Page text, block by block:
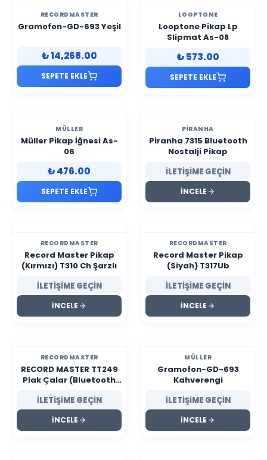
RECORDMASTER
Gramofon-GD-693 Yeşil
₺ 14,268.00
SEPETE EKLE
LOOPTONE
Looptone Pikap Lp
Slipmat As-08
₺ 573.00
SEPETE EKLE
MÜLLER
Müller Pikap İğnesi As-
06
₺ 476.00
SEPETE EKLE
PIRANHA
Piranha 7315 Bluetooth
Nostalji Pikap
İLETİŞİME GEÇİN
İNCELE
RECORDMASTER
Record Master Pikap
(Kırmızı) T310 Ch Şarzlı
İLETİŞİME GEÇİN
İNCELE
RECORDMASTER
Record Master Pikap
(Siyah) T317Ub
İLETİŞİME GEÇİN
İNCELE
RECORDMASTER
RECORD MASTER TT249
Plak Çalar (Bluetooth
İLETİŞİME GEÇİN
İNCELE
MÜLLER
Gramofon-GD-693
Kahverengi
İLETİŞİME GEÇİN
İNCELE